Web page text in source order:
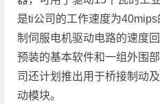
是ti公司的工作速度为
制伺服电机驱动电路的速度
预装的基本软件和一组外围
司还计划推出用于桥接制动
动模块。